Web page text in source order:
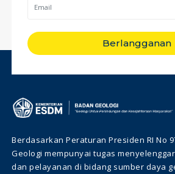
Berlangganan
Berdasarkan Peraturan Presiden RI No
Geologi mempunyai tugas
dan pelayanan di bidang sumber daya